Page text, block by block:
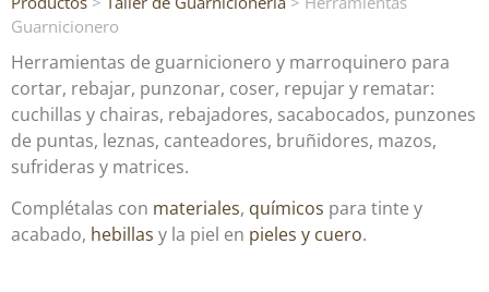
Guarnicionero
Herramientas de guarnicionero y marroquinero para
cortar, rebajar, punzonar, coser, repujar y rematar:
cuchillas y chairas, rebajadores, sacabocados, punzones
de puntas, leznas, canteadores, bruñidores, mazos,
sufrideras y matrices.
Complétalas con materiales, químicos para tinte y
acabado, hebillas y la piel en pieles y cuero.